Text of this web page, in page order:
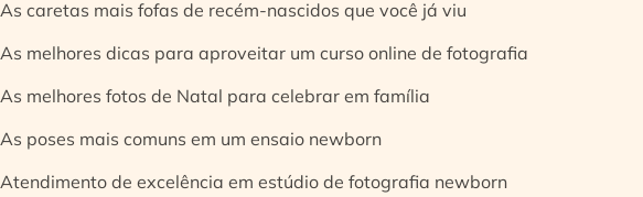
As caretas mais fofas de recém-nascidos que você já viu
As melhores dicas para aproveitar um curso online de fotografia
As melhores fotos de Natal para celebrar em família
As poses mais comuns em um ensaio newborn
Atendimento de excelência em estúdio de fotografia newborn